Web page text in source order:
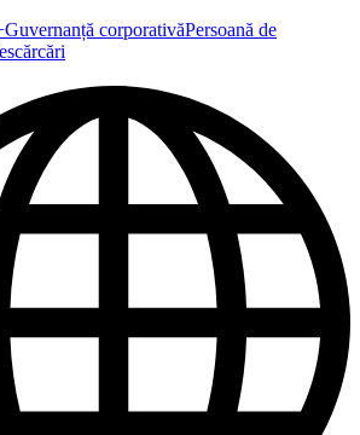
Guvernanță corporativăPersoană de